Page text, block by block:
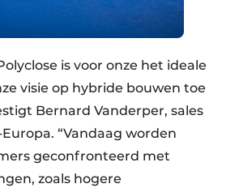
is voor onze het ideale
visie op hybride bouwen toe
Bernard Vanderper, sales
“Vandaag worden
geconfronteerd met
zoals hogere